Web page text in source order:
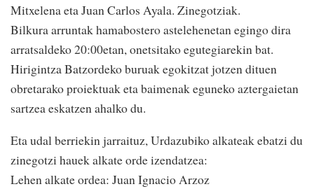
Mitxelena eta Juan Carlos Ayala. Zinegotziak.
Bilkura arruntak hamabostero astelehenetan egingo dira
arratsaldeko 20:00etan, onetsitako egutegiarekin bat.
Hirigintza Batzordeko buruak egokitzat jotzen dituen
obretarako proiektuak eta baimenak eguneko aztergaietan
sartzea eskatzen ahalko du.
Eta udal berriekin jarraituz, Urdazubiko alkateak ebatzi du
zinegotzi hauek alkate orde izendatzea:
Lehen alkate ordea: Juan Ignacio Arzoz